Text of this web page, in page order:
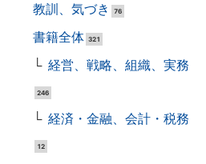
教訓、気づき 76
書籍全体 321
経営、戦略、組織、実務
246
経済・金融、会計・税務
12